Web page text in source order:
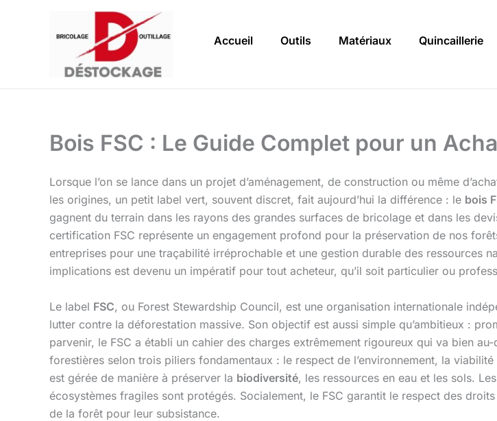
Accueil Outils Matériaux Quincaillerie
Bois FSC : Le Guide Complet pour un
Lorsque l’on se lance dans un projet d’aménagement, de construction ou même
les origines, un petit label vert, souvent discret, fait aujourd’hui la différence : le bois
gagnent du terrain dans les rayons des grandes surfaces de bricolage et dans les
certification FSC représente un engagement profond pour la préservation de nos
entreprises pour une traçabilité irréprochable et une gestion durable des ressources
implications est devenu un impératif pour tout acheteur, qu’il soit particulier ou
Le label FSC, ou Forest Stewardship Council, est une organisation internationale
lutter contre la déforestation massive. Son objectif est aussi simple qu’ambitieux :
parvenir, le FSC a établi un cahier des charges extrêmement rigoureux qui va bien
forestières selon trois piliers fondamentaux : le respect de l’environnement, la
est gérée de manière à préserver la biodiversité, les ressources en eau et les sols.
écosystèmes fragiles sont protégés. Socialement, le FSC garantit le respect des
de la forêt pour leur subsistance.